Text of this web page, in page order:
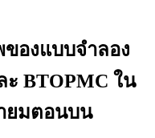
องแบบจำลอง
BTOPMC ใน
ยมตอนบน